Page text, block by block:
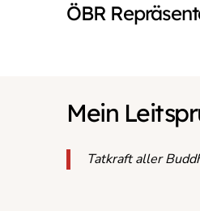
ÖBR
Mein
Tatkraft aller